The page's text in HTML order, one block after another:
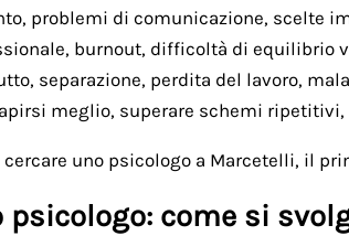
problemi di comunicazione, scelte
burnout, difficoltà di equilibrio
separazione, perdita del lavoro,
meglio, superare schemi
uno psicologo a Marcetelli, il
come si